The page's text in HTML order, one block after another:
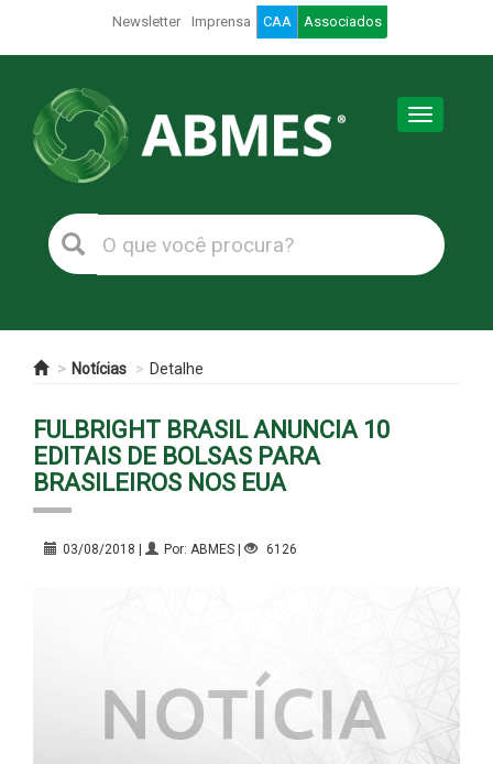
Newsletter Imprensa CAA Associados
Toggle
Notícias Detalhe
FULBRIGHT BRASIL ANUNCIA 10
EDITAIS DE BOLSAS PARA
BRASILEIROS NOS EUA
03/08/2018 | Por: ABMES | 6126